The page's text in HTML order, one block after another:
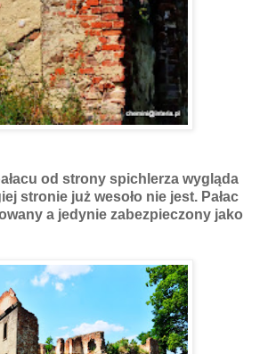
od strony spichlerza wygląda
stronie już wesoło nie jest. Pałac
a jedynie zabezpieczony jako